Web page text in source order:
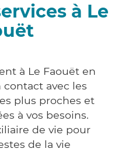
à Le
à Le Faouët en
avec les
plus proches et
à vos besoins.
de vie pour
de la vie